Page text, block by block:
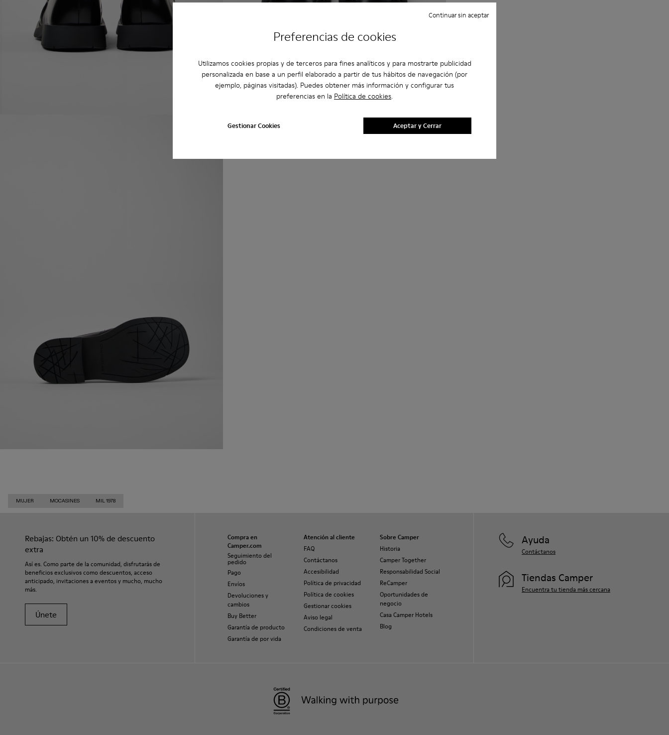
Preferencias de cookies
Utilizamos cookies propias y de terceros para fines analíticos y para mostrarte publicidad
personalizada en base a un perfil elaborado a partir de tus hábitos de navegación (por
ejemplo, páginas visitadas). Puedes obtener más información y configurar tus
preferencias en la Política de cookies.
Gestionar Cookies
Continuar sin aceptar
Aceptar y Cerrar
MUJER MOCASINES MIL 1978
Rebajas: Obtén un 10% de descuento
extra
Así es. Como parte de la comunidad, disfrutarás de
beneficios exclusivos como descuentos, acceso
anticipado, invitaciones a eventos y mucho, mucho
más.
Únete
Compra en
Camper.com
Seguimiento del
pedido
Pago
Envíos
Devoluciones y
cambios
Buy Better
Garantía de producto
Garantía de por vida
Atención al cliente
FAQ
Contáctanos
Accesibilidad
Política de privacidad
Política de cookies
Gestionar cookies
Aviso legal
Condiciones de venta
Sobre Camper
Historia
Camper Together
Responsabilidad Social
ReCamper
Oportunidades de
negocio
Casa Camper Hotels
Blog
Ayuda
Contáctanos
Tiendas Camper
Encuentra tu tienda más cercana